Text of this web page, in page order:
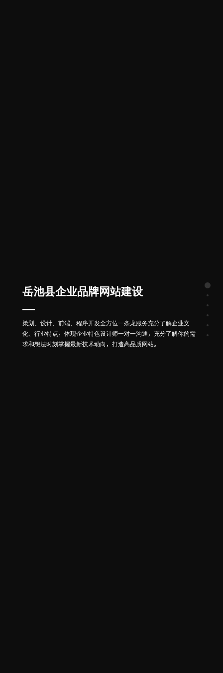
岳池县企业品牌网站建设
策划、设计、前端、程序开发全方位一条龙服务充分了解企业文
化、行业特点，体现企业特色设计师一对一沟通，充分了解你的需
求和想法时刻掌握最新技术动向，打造高品质网站。